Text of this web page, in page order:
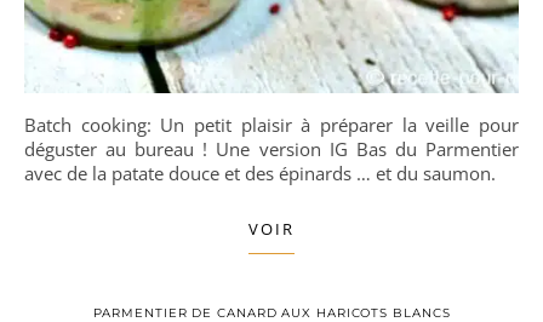
Batch cooking: Un petit plaisir à préparer la veille pour
déguster au bureau ! Une version IG Bas du Parmentier
avec de la patate douce et des épinards … et du saumon.
VOIR
PARMENTIER DE CANARD AUX HARICOTS BLANCS